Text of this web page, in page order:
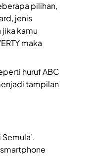
pilihan,
jenis
jika kamu
maka
huruf ABC
tampilan